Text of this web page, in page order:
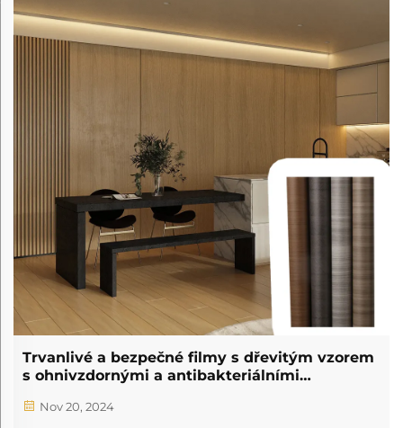
Trvanlivé a bezpečné filmy s dřevitým vzorem
s ohnivzdornými a antibakteriálními
Nov 20, 2024